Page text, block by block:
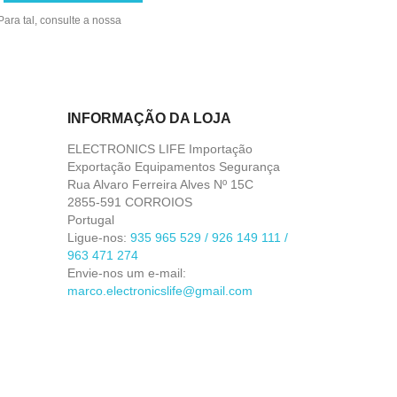
tal, consulte a nossa
INFORMAÇÃO DA LOJA
ELECTRONICS LIFE Importação
Exportação Equipamentos Segurança
Rua Alvaro Ferreira Alves Nº 15C
2855-591 CORROIOS
Portugal
Ligue-nos: 935 965 529 / 926 149 111 /
963 471 274
Envie-nos um e-mail:
marco.electronicslife@gmail.com